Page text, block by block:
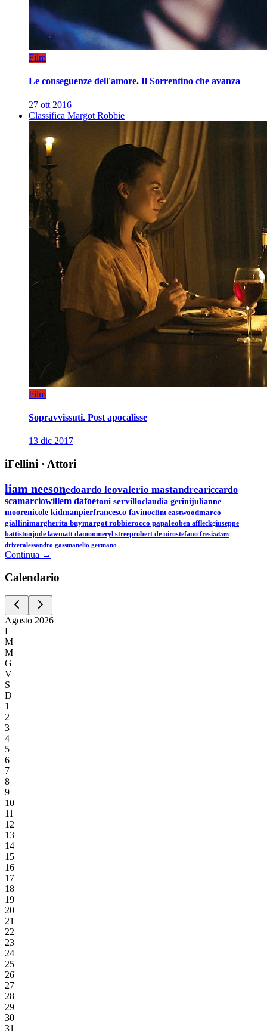
Film
Le conseguenze dell'amore. Il Sorrentino che avanza
27 ott 2016
Classifica Margot Robbie
Film
Sopravvissuti. Post apocalisse
13 dic 2017
iFellini · Attori
liam neesonedoardo leovalerio mastandreariccardo
scamarciowillem dafoetoni servilloclaudia gerinijulianne
moorenicole kidmanpierfrancesco favinoclint eastwoodmarco
giallinimargherita buymargot robbierocco papaleoben affleckgiuseppe
battistonjude lawmatt damonmeryl streeprobert de nirostefano fresiadam
driveralessandro gassmanelio germano
Continua →
Calendario
Agosto 2026
L
M
M
G
V
S
D
1
2
3
4
5
6
7
8
9
10
11
12
13
14
15
16
17
18
19
20
21
22
23
24
25
26
27
28
29
30
31